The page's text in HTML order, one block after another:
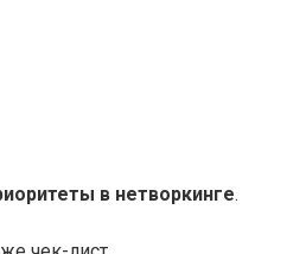
в нетворкинге.